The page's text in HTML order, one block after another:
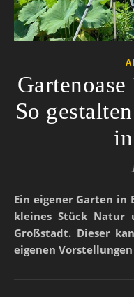
So
Ein eigener Garten in Berlin bringt den Menschen ein
kleines Stück Natur
Großstadt. Dieser
eigenen